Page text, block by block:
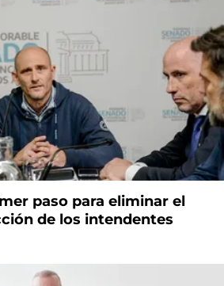
paso para eliminar el
de los intendentes